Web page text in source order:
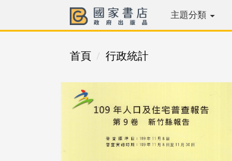
主題分類
首頁 行政統計